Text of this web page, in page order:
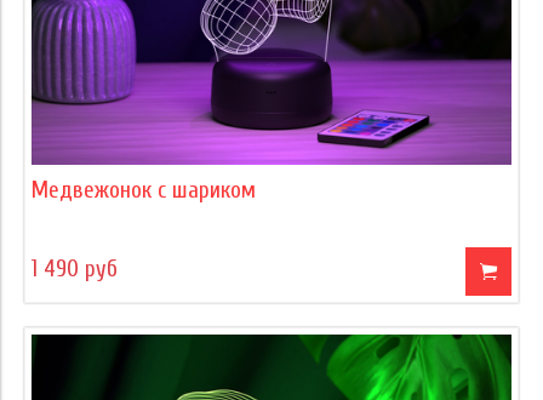
Медвежонок с шариком
1 490 руб